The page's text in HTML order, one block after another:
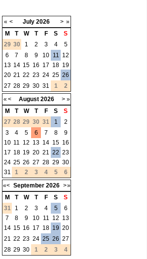
« < July 2026 > »
M
T W T F S
S
29 30 1 2 3 4
5
6
7 8 9 10 11 12
13 14 15 16 17 18 19
20 21 22 23 24 25 26
27 28 29 30 31 1
2
« < August 2026 > »
M
T W T F S
S
27 28 29 30 31 1
2
3
4 5 6 7 8
9
10 11 12 13 14 15 16
17 18 19 20 21 22 23
24 25 26 27 28 29 30
31
1 2 3 4 5
6
«< September 2026 >»
M
T W T F S
S
31
1 2 3 4 5
6
7
8 9 10 11 12 13
14 15 16 17 18 19 20
21 22 23 24 25 26 27
28 29 30 1 2 3 4